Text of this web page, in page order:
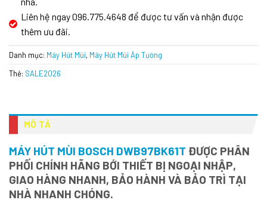
Liên hệ ngay 096.775.4648 để được tư vấn và nhận được
thêm ưu đãi.
Danh mục: Máy Hút Mùi, Máy Hút Mùi Áp Tường
Thẻ: SALE2026
MÔ TẢ
MÁY HÚT MÙI BOSCH DWB97BK61T ĐƯỢC PHÂN
PHỐI CHÍNH HÃNG BỚI THIẾT BỊ NGOẠI NHẬP,
GIAO HÀNG NHANH, BẢO HÀNH VÀ BẢO TRÌ TẠI
NHÀ NHANH CHÓNG.